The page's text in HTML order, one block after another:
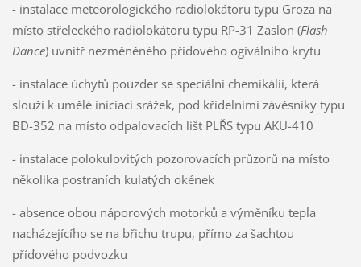
- instalace meteorologického radiolokátoru typu Groza na
místo střeleckého radiolokátoru typu RP-31 Zaslon (Flash
Dance) uvnitř nezměněného příďového ogiválního krytu
- instalace úchytů pouzder se speciální chemikálií, která
slouží k umělé iniciaci srážek, pod křídelními závěsníky typu
BD-352 na místo odpalovacích lišt PLŘS typu AKU-410
- instalace polokulovitých pozorovacích průzorů na místo
několika postraních kulatých okének
- absence obou náporových motorků a výměníku tepla
nacházejícího se na břichu trupu, přímo za šachtou
příďového podvozku